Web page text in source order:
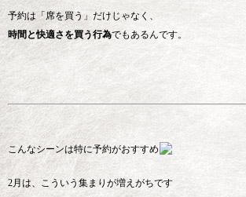
予約は「席を買う」だけじゃなく、
時間と快適さを買う行為でもあるんです。
こんなシーンは特に予約がおすすめ
2月は、こういう集まりが増えがちです